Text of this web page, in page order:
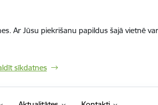
Ar Jūsu piekrišanu papildus šajā vietnē
sīkdatnes